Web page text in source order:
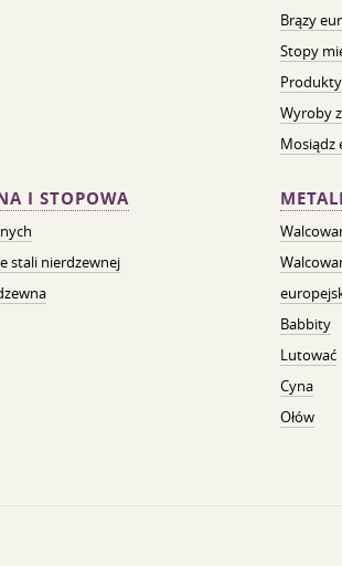
Brązy
Stopy
Wyroby
Mosiądz
I STOPOWA
stali nierdzewnej
Babbity
Lutować
Cyna
Ołów